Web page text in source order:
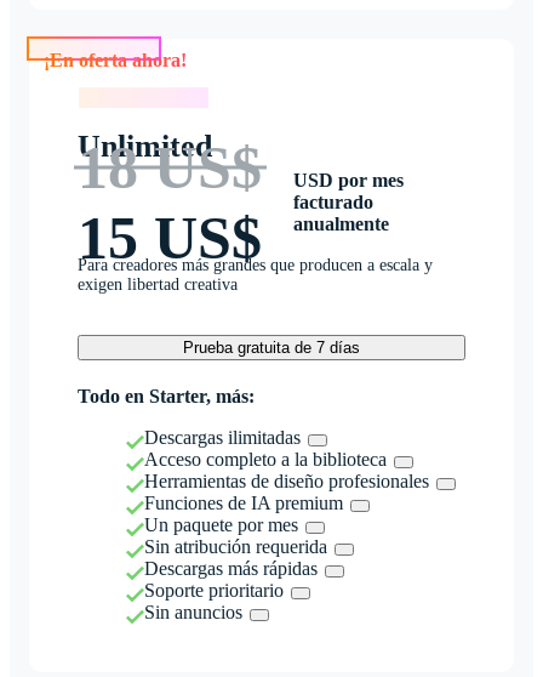
Unlimited
18 US$
15 US$
USD por mes
facturado
anualmente
Para creadores más grandes que producen a escala y
exigen libertad creativa
Prueba gratuita de 7 días
Todo en Starter, más:
Descargas ilimitadas
Acceso completo a la biblioteca
Herramientas de diseño profesionales
Funciones de IA premium
Un paquete por mes
Sin atribución requerida
Descargas más rápidas
Soporte prioritario
Sin anuncios